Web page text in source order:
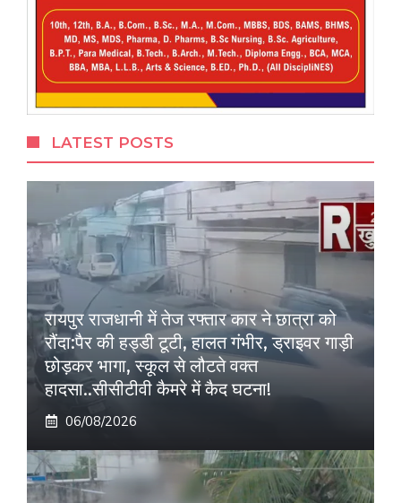
LATEST POSTS
रायपुर राजधानी में तेज रफ्तार कार ने छात्रा को
रौंदा:पैर की हड्डी टूटी, हालत गंभीर, ड्राइवर गाड़ी
छोड़कर भागा, स्कूल से लौटते वक्त
हादसा..सीसीटीवी कैमरे में कैद घटना!
06/08/2026